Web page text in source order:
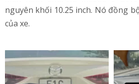
nguyên khối 10.25 inch. Nó đồng
của xe.